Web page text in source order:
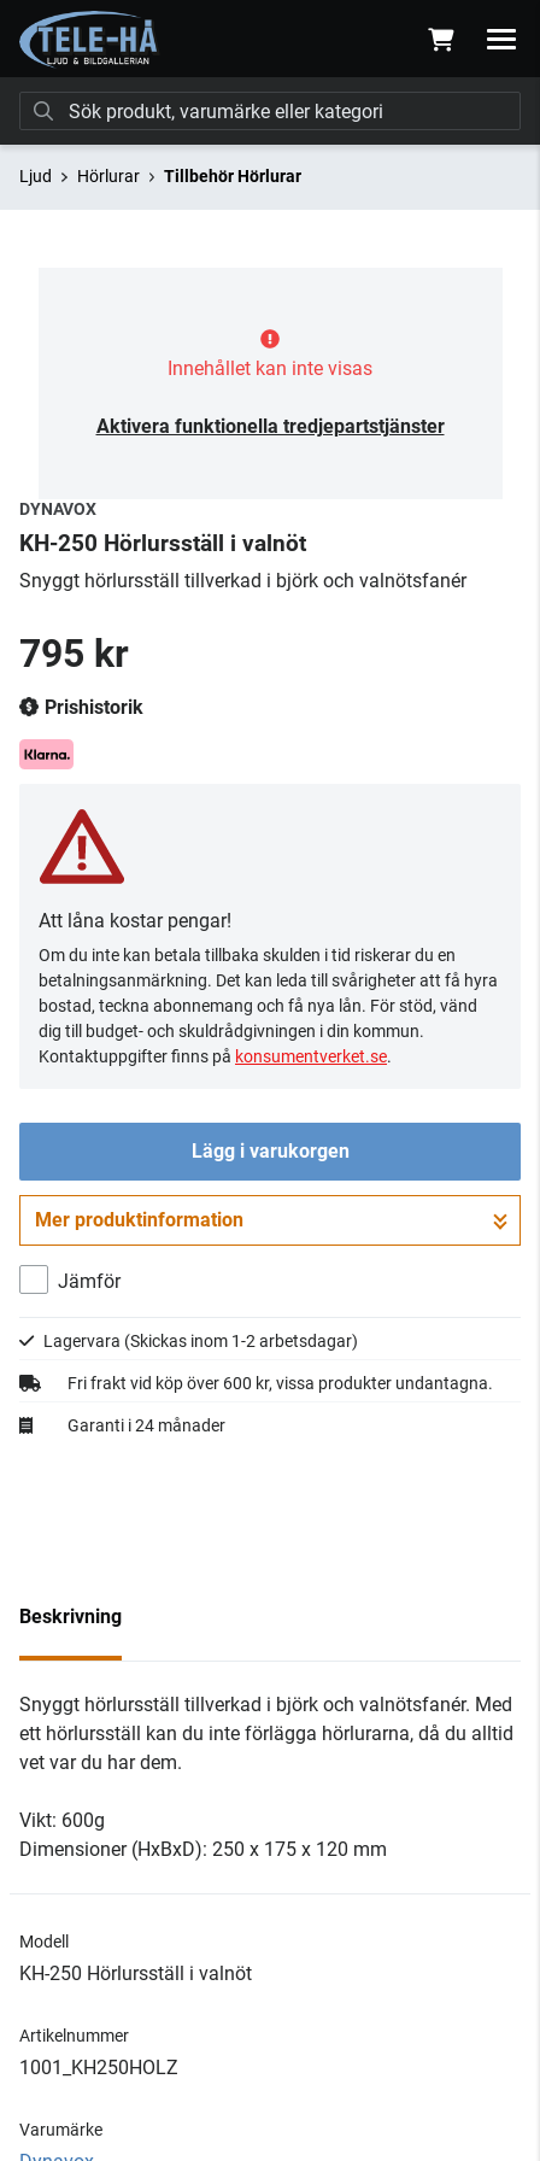
Ljud Hörlurar Tillbehör Hörlurar
Innehållet kan inte visas
Aktivera funktionella tredjepartstjänster
DYNAVOX
KH-250 Hörlursställ i valnöt
Snyggt hörlursställ tillverkad i björk och valnötsfanér
795 kr
Prishistorik
Att låna kostar pengar!
Om du inte kan betala tillbaka skulden i tid riskerar du en
betalningsanmärkning. Det kan leda till svårigheter att få hyra
bostad, teckna abonnemang och få nya lån. För stöd, vänd
dig till budget- och skuldrådgivningen i din kommun.
Kontaktuppgifter finns på konsumentverket.se.
Lägg i varukorgen
Gå till kassan
Mer produktinformation
Jämför
Lagervara (Skickas inom 1-2 arbetsdagar)
Fri frakt vid köp över 600 kr, vissa produkter undantagna.
Garanti i 24 månader
Beskrivning
Snyggt hörlursställ tillverkad i björk och valnötsfanér. Med
ett hörlursställ kan du inte förlägga hörlurarna, då du alltid
vet var du har dem.
Vikt: 600g
Dimensioner (HxBxD): 250 x 175 x 120 mm
Modell
KH-250 Hörlursställ i valnöt
Artikelnummer
1001_KH250HOLZ
Varumärke